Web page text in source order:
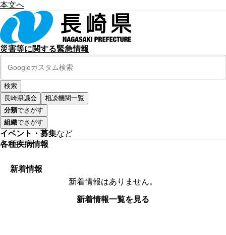
本文へ
災害等に関する緊急情報
長崎県議会
相談機関一覧
分類でさがす
組織でさがす
イベント・募集など
各種疾病情報
新着情報
新着情報はありません。
新着情報一覧を見る